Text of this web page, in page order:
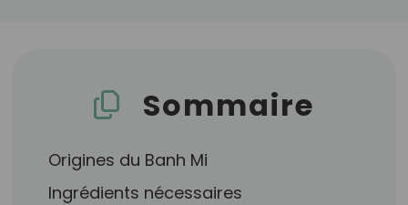
Sommaire
Origines du Banh Mi
Ingrédients nécessaires